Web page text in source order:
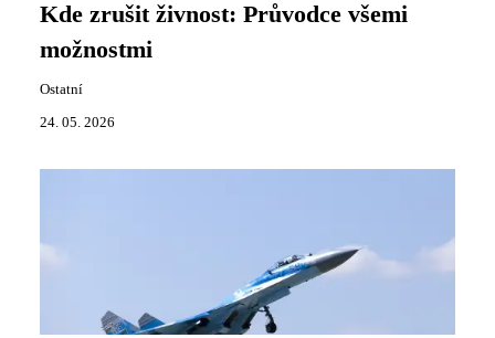
Kde zrušit živnost: Průvodce všemi
možnostmi
Ostatní
24. 05. 2026